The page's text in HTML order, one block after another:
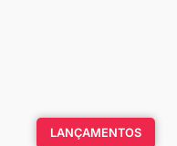
LANÇAMENTOS